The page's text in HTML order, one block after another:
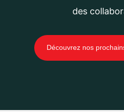
des
Découvrez nos